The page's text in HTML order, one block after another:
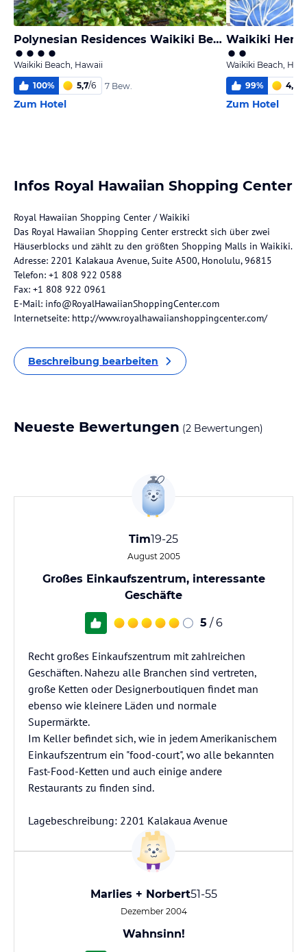
Polynesian Residences Waikiki Beach
Waikiki Beach, Hawaii
100% 5,7/6 7 Bew.
Zum Hotel
Waikiki
Waikiki Beach,
99% 4,0
Zum Hotel
Infos Royal Hawaiian Shopping Center
Royal Hawaiian Shopping Center / Waikiki
Das Royal Hawaiian Shopping Center erstreckt sich über zwei
Häuserblocks und zählt zu den größten Shopping Malls in Waikiki.
Adresse: 2201 Kalakaua Avenue, Suite A500, Honolulu, 96815
Telefon: +1 808 922 0588
Fax: +1 808 922 0961
E-Mail: info@RoyalHawaiianShoppingCenter.com
Internetseite: http://www.royalhawaiianshoppingcenter.com/
Beschreibung bearbeiten
Neueste Bewertungen (2 Bewertungen)
Tim19-25
August 2005
Großes Einkaufszentrum, interessante
Geschäfte
5 / 6
Recht großes Einkaufszentrum mit zahlreichen
Geschäften. Nahezu alle Branchen sind vertreten,
große Ketten oder Designerboutiquen findet man
ebenso wie kleinere Läden und normale
Supermärkte.
Im Keller befindet sich, wie in jedem Amerikanischem
Einkaufszentrum ein "food-court", wo alle bekannten
Fast-Food-Ketten und auch einige andere
Restaurants zu finden sind.
Lagebeschreibung: 2201 Kalakaua Avenue
Marlies + Norbert51-55
Dezember 2004
Wahnsinn!